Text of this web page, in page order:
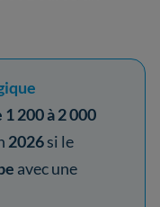
1 200 à 2 000
2026si le
avec une